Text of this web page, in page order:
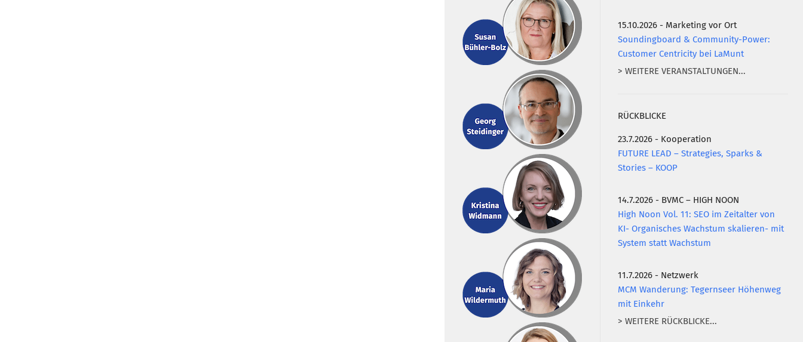
15.10.2026 - Marketing vor Ort
Soundingboard & Community-Power:
Customer Centricity bei LaMunt
> WEITERE VERANSTALTUNGEN...
RÜCKBLICKE
23.7.2026 - Kooperation
FUTURE LEAD – Strategies, Sparks &
Stories – KOOP
14.7.2026 - BVMC – HIGH NOON
High Noon Vol. 11: SEO im Zeitalter von
KI- Organisches Wachstum skalieren- mit
System statt Wachstum
11.7.2026 - Netzwerk
MCM Wanderung: Tegernseer Höhenweg
mit Einkehr
> WEITERE RÜCKBLICKE...